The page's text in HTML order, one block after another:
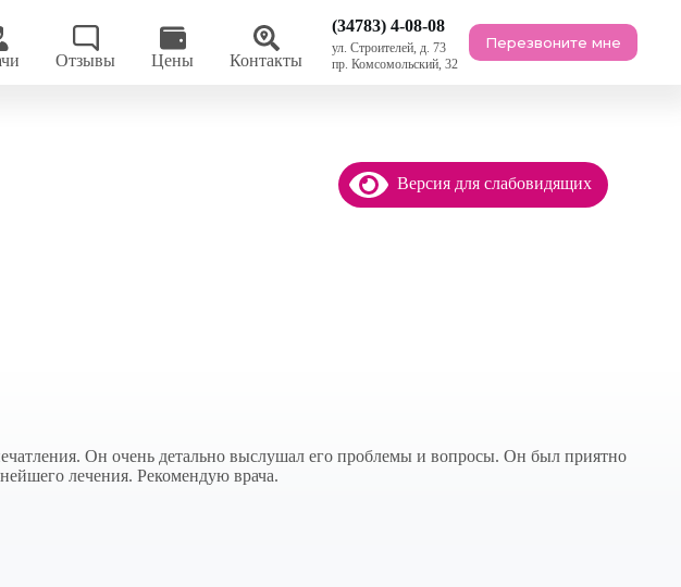
Отзывы Цены Контакты
(34783) 4-08-08
ул. Строителей, д. 73
пр. Комсомольский, 32
Перезвоните мне
Версия для слабовидящих
Он очень детально выслушал его проблемы и вопросы. Он был приятно
лечения. Рекомендую врача.